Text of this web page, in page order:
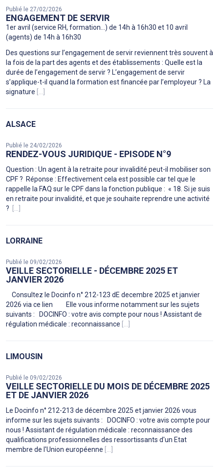
Publié le 27/02/2026
ENGAGEMENT DE SERVIR
1er avril (service RH, formation...) de 14h à 16h30 et 10 avril
(agents) de 14h à 16h30
Des questions sur l’engagement de servir reviennent très souvent à
la fois de la part des agents et des établissements : Quelle est la
durée de l’engagement de servir ? L’engagement de servir
s’applique-t-il quand la formation est financée par l’employeur ? La
signature [...]
ALSACE
Publié le 24/02/2026
RENDEZ-VOUS JURIDIQUE - EPISODE N°9
Question : Un agent à la retraite pour invalidité peut-il mobiliser son
CPF ? Réponse : Effectivement cela est possible car tel que le
rappelle la FAQ sur le CPF dans la fonction publique : « 18. Si je suis
en retraite pour invalidité, et que je souhaite reprendre une activité
?
[...]
LORRAINE
Publié le 09/02/2026
VEILLE SECTORIELLE - DÉCEMBRE 2025 ET
JANVIER 2026
Consultez le Docinfo n° 212-123 dE decembre 2025 et janvier
2026 via ce lien Elle vous informe notamment sur les sujets
suivants : DOCINFO : votre avis compte pour nous ! Assistant de
régulation médicale : reconnaissance [...]
LIMOUSIN
Publié le 09/02/2026
VEILLE SECTORIELLE DU MOIS DE DÉCEMBRE 2025
ET DE JANVIER 2026
Le Docinfo n° 212-213 de décembre 2025 et janvier 2026 vous
informe sur les sujets suivants : DOCINFO : votre avis compte pour
nous ! Assistant de régulation médicale : reconnaissance des
qualifications professionnelles des ressortissants d'un Etat
membre de l'Union européenne [...]